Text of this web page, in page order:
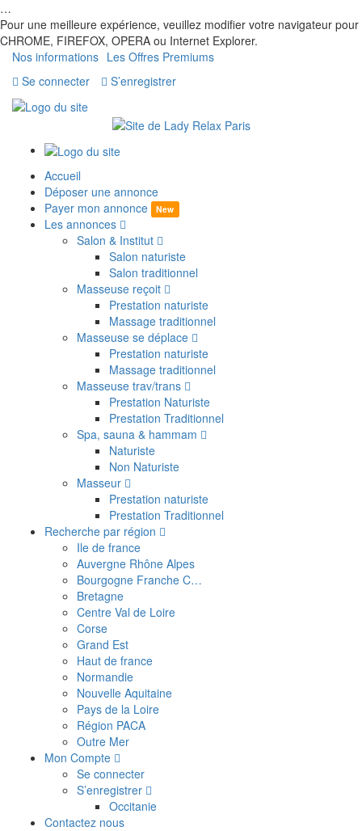
…
Pour une meilleure expérience, veuillez modifier votre navigateur pour
CHROME, FIREFOX, OPERA ou Internet Explorer.
Nos informations Les Offres Premiums
Se connecter
S’enregistrer
Accueil
Déposer une annonce
Payer mon annonce
New
Les annonces
Salon & Institut
Salon naturiste
Salon traditionnel
Masseuse reçoit
Prestation naturiste
Massage traditionnel
Masseuse se déplace
Prestation naturiste
Massage traditionnel
Masseuse trav/trans
Prestation Naturiste
Prestation Traditionnel
Spa, sauna & hammam
Naturiste
Non Naturiste
Masseur
Prestation naturiste
Prestation Traditionnel
Recherche par région
Ile de france
Auvergne Rhône Alpes
Bourgogne Franche C…
Bretagne
Centre Val de Loire
Corse
Grand Est
Haut de france
Normandie
Nouvelle Aquitaine
Pays de la Loire
Région PACA
Outre Mer
Mon Compte
Se connecter
S’enregistrer
Occitanie
Contactez nous